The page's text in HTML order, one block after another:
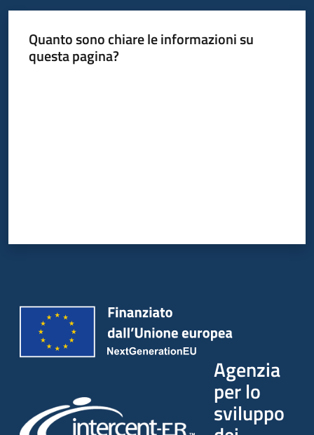
Quanto sono chiare le informazioni su
questa pagina?
Agenzia
per lo
sviluppo